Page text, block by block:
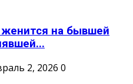
на бывшей
2, 2026 0